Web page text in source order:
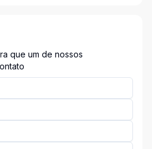
que um de nossos